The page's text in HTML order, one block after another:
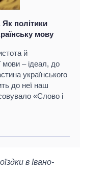
політики
мову
й
мови – ідеал, до
українського
до неї наш
«Слово і
в Івано-